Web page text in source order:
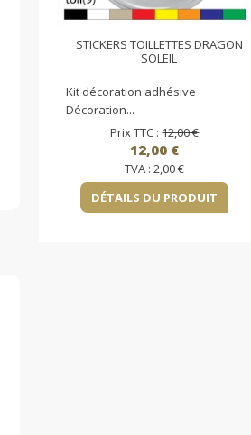
STICKERS TOILLETTES DRAGON
SOLEIL
Kit décoration adhésive
Décoration...
Prix TTC :12,00 €
12,00 €
TVA :2,00 €
DÉTAILS DU PRODUIT